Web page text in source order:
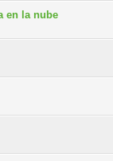
en la nube